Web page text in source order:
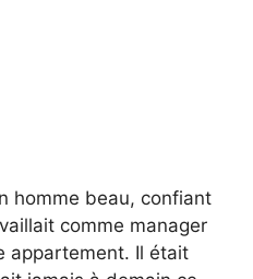
homme beau, confiant
comme manager
appartement. Il était